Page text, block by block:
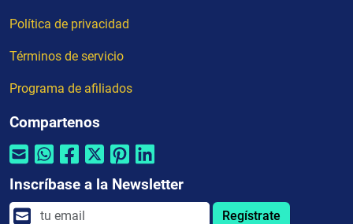
Política de privacidad
Términos de servicio
Programa de afiliados
Compartenos
Inscríbase a la Newsletter
Regístrate